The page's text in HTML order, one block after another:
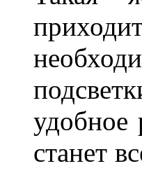
удобное
станет